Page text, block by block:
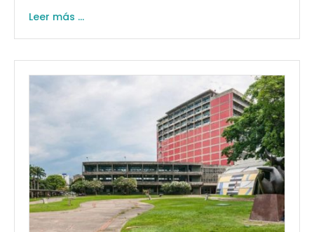
Leer más ...